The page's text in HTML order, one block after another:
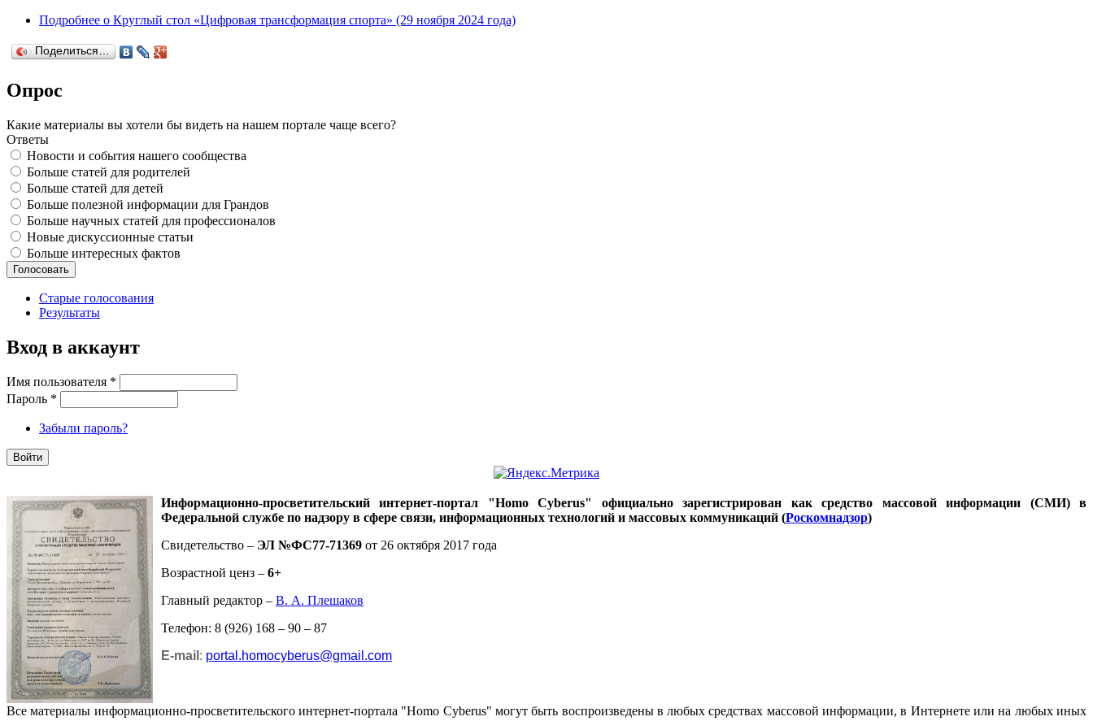
Подробнее о Круглый стол «Цифровая трансформация спорта» (29 ноября 2024 года)
Поделиться…
Опрос
Какие материалы вы хотели бы видеть на нашем портале чаще всего?
Ответы
Новости и события нашего сообщества
Больше статей для родителей
Больше статей для детей
Больше полезной информации для Грандов
Больше научных статей для профессионалов
Новые дискуссионные статьи
Больше интересных фактов
Старые голосования
Результаты
Вход в аккаунт
Имя пользователя *
Пароль *
Забыли пароль?
Информационно-просветительский интернет-портал "Homo Cyberus" официально зарегистрирован как средство массовой информации (СМИ) в
Федеральной службе по надзору в сфере связи, информационных технологий и массовых коммуникаций (Роскомнадзор)
Свидетельство – ЭЛ №ФС77-71369 от 26 октября 2017 года
Возрастной ценз – 6+
Главный редактор – В. А. Плешаков
Телефон: 8 (926) 168 – 90 – 87
E-mail : portal.homocyberus@gmail.com
Все материалы информационно-просветительского интернет-портала "Homo Cyberus" могут быть воспроизведены в любых средствах массовой информации, в Интернете или на любых иных